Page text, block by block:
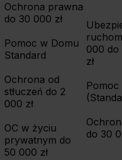
Ochrona prawna
do 30 000 zł
Pomoc w Domu
Standard
Ochrona od
stłuczeń do 2
000 zł
OC w życiu
prywatnym do
50 000 zł
000 do
zł
do 30